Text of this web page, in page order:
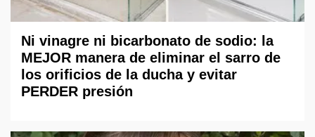
Ni vinagre ni bicarbonato de sodio: la
MEJOR manera de eliminar el sarro de
los orificios de la ducha y evitar
PERDER presión